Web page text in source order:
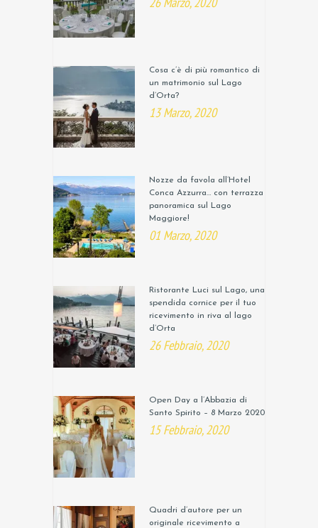
Cosa c’è di più romantico di
un matrimonio sul Lago
d’Orta?
13 Marzo, 2020
Nozze da favola all’Hotel
Conca Azzurra… con terrazza
panoramica sul Lago
Maggiore!
01 Marzo, 2020
Ristorante Luci sul Lago, una
spendida cornice per il tuo
ricevimento in riva al lago
d’Orta
26 Febbraio, 2020
Open Day a l’Abbazia di
Santo Spirito – 8 Marzo 2020
15 Febbraio, 2020
Quadri d’autore per un
originale ricevimento a